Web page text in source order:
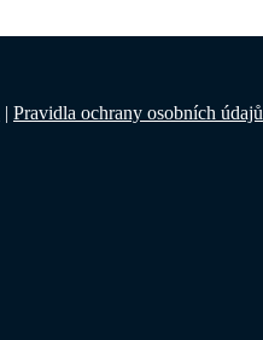
| Pravidla ochrany osobních údajů